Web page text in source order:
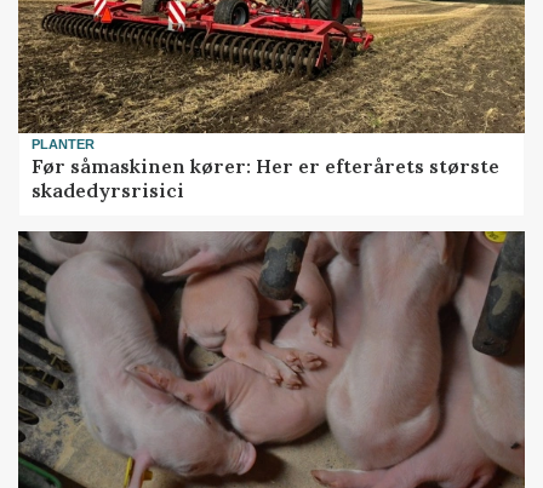
PLANTER
Før såmaskinen kører: Her er efterårets største
skadedyrsrisici